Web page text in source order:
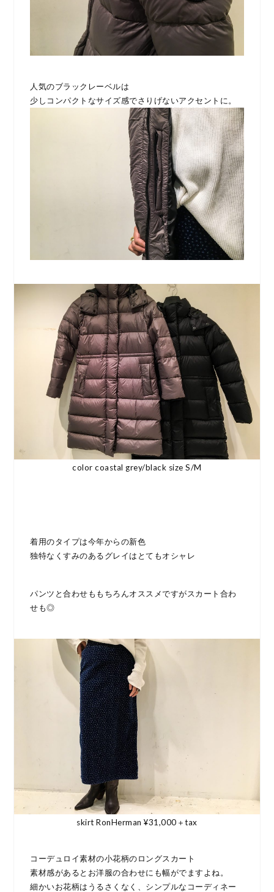
人気のブラックレーベルは
少しコンパクトなサイズ感でさりげないアクセントに。
color coastal grey/black size S/M
着用のタイプは今年からの新色
独特なくすみのあるグレイはとてもオシャレ
パンツと合わせももちろんオススメですがスカート合わ
せも◎
skirt RonHerman ¥31,000＋tax
コーデュロイ素材の小花柄のロングスカート
素材感があるとお洋服の合わせにも幅がでますよね。
細かいお花柄はうるさくなく、シンプルなコーディネー